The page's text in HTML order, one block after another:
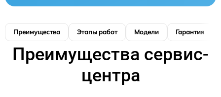
Преимущества Этапы работ Модели Гарантия
Преимущества сервис-
центра